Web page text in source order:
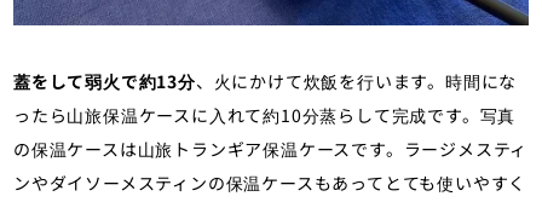
蓋をして弱火で約13分、火にかけて炊飯を行います。時間にな
ったら山旅保温ケースに入れて約10分蒸らして完成です。写真
の保温ケースは山旅トランギア保温ケースです。ラージメスティ
ンやダイソーメスティンの保温ケースもあってとても使いやすく